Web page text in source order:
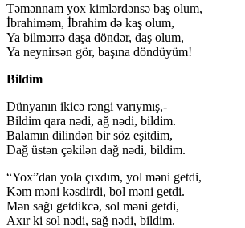
Təmənnam yox kimlərdənsə baş olum,
İbrahiməm, İbrahim də kaş olum,
Ya bilmərrə daşa döndər, daş olum,
Ya neynirsən gör, başına döndüyüm!
Bildim
Dünyanın ikicə rəngi varıymış,-
Bildim qara nədi, ağ nədi, bildim.
Balamın dilindən bir söz eşitdim,
Dağ üstən çəkilən dağ nədi, bildim.
“Yox”dan yola çıxdım, yol məni getdi,
Kəm məni kəsdirdi, bol məni getdi.
Mən sağı getdikcə, sol məni getdi,
Axır ki sol nədi, sağ nədi, bildim.